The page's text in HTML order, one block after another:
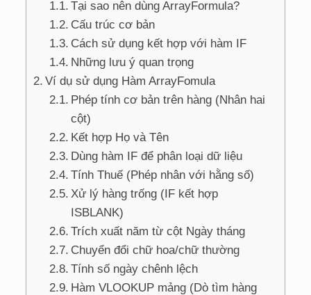
Tại sao nên dùng ArrayFormula?
Cấu trúc cơ bản
Cách sử dụng kết hợp với hàm IF
Những lưu ý quan trọng
Ví dụ sử dụng Hàm ArrayFomula
Phép tính cơ bản trên hàng (Nhân hai
cột)
Kết hợp Họ và Tên
Dùng hàm IF để phân loại dữ liệu
Tính Thuế (Phép nhân với hằng số)
Xử lý hàng trống (IF kết hợp
ISBLANK)
Trích xuất năm từ cột Ngày tháng
Chuyển đổi chữ hoa/chữ thường
Tính số ngày chênh lệch
Hàm VLOOKUP mảng (Dò tìm hàng